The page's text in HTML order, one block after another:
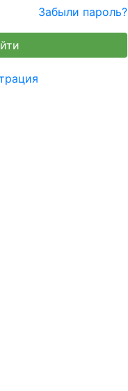
Забыли пароль?